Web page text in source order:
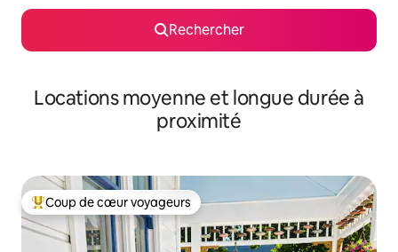
Rechercher
Locations moyenne et longue durée à
proximité
Coups de cœur voyageurs les plus appréciés
Coup de cœur voyageurs